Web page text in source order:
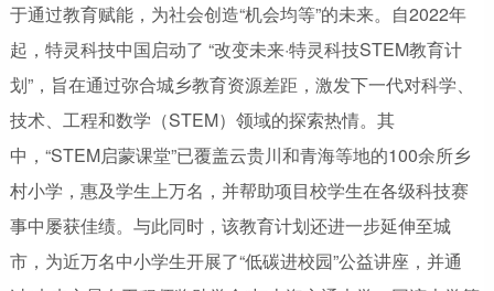
于通过教育赋能，为社会创造“机会均等”的未来。自2022年
起，特灵科技中国启动了 “改变未来·特灵科技STEM教育计
划”，旨在通过弥合城乡教育资源差距，激发下一代对科学、
技术、工程和数学（STEM）领域的探索热情。其
中，“STEM启蒙课堂”已覆盖云贵川和青海等地的100余所乡
村小学，惠及学生上万名，并帮助项目校学生在各级科技赛
事中屡获佳绩。与此同时，该教育计划还进一步延伸至城
市，为近万名中小学生开展了“低碳进校园”公益讲座，并通